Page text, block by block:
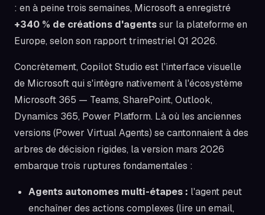
: en à peine trois semaines, Microsoft a enregistré
+340 % de créations d'agentssur la plateforme en
Europe, selon son rapport trimestriel Q1 2026.
Concrètement, Copilot Studio est l'interface visuelle
de Microsoft qui s'intègre nativement à l'écosystème
Microsoft 365 — Teams, SharePoint, Outlook,
Dynamics 365, Power Platform. Là où les anciennes
versions (Power Virtual Agents) se cantonnaient à des
arbres de décision rigides, la version mars 2026
embarque trois ruptures fondamentales :
Agents autonomes multi-étapes : l'agent peut
enchaîner des actions complexes (lire un email,